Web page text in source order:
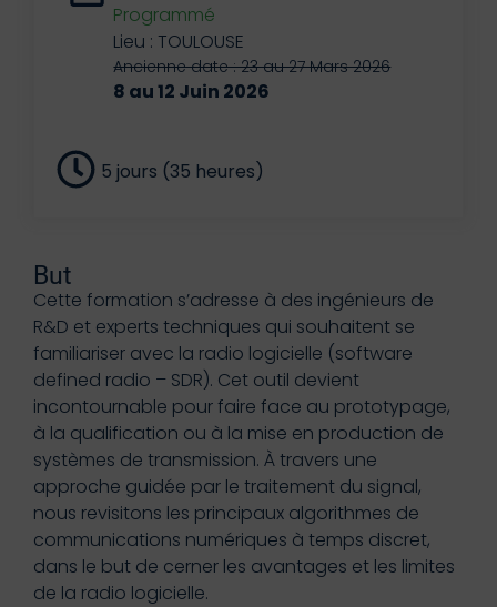
Programmé
Lieu : TOULOUSE
Ancienne date : 23 au 27 Mars 2026
8 au 12 Juin 2026
5 jours (35 heures)
But
Cette formation s’adresse à des ingénieurs de
R&D et experts techniques qui souhaitent se
familiariser avec la radio logicielle (software
defined radio – SDR). Cet outil devient
incontournable pour faire face au prototypage,
à la qualification ou à la mise en production de
systèmes de transmission. À travers une
approche guidée par le traitement du signal,
nous revisitons les principaux algorithmes de
communications numériques à temps discret,
dans le but de cerner les avantages et les limites
de la radio logicielle.